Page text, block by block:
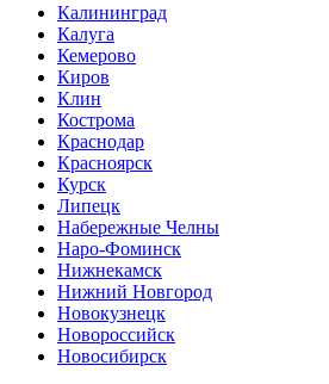
Калининград
Калуга
Кемерово
Киров
Клин
Кострома
Краснодар
Красноярск
Курск
Липецк
Набережные Челны
Наро-Фоминск
Нижнекамск
Нижний Новгород
Новокузнецк
Новороссийск
Новосибирск